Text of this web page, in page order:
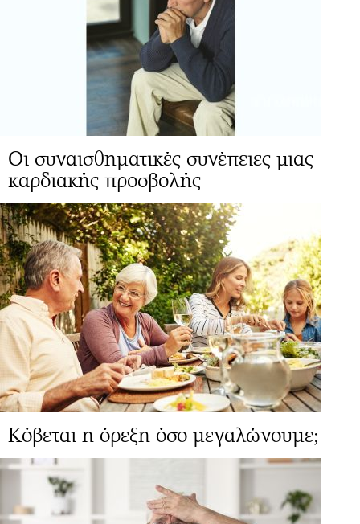
Οι συναισθηματικές συνέπειες μιας
καρδιακής προσβολής
Κόβεται η όρεξη όσο μεγαλώνουμε;